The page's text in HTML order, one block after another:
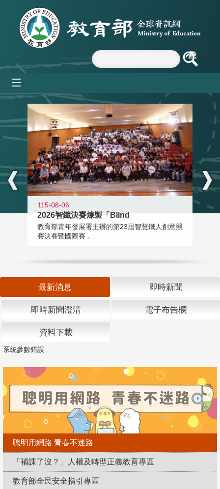
跳到主要內容區塊
:::
115-08-06
2026智鐵決賽煉製「Blind
教育部青年發展署主辦的第23屆智慧鐵人創意競
賽決賽暨國際賽，...
最新消息 即時新聞
即時新聞澄清 電子布告欄
資料下載
系統參數錯誤
聰明用網路 青春不迷路
「補課了沒？」人權及轉型正義教育專區
教育部全民安全指引專區